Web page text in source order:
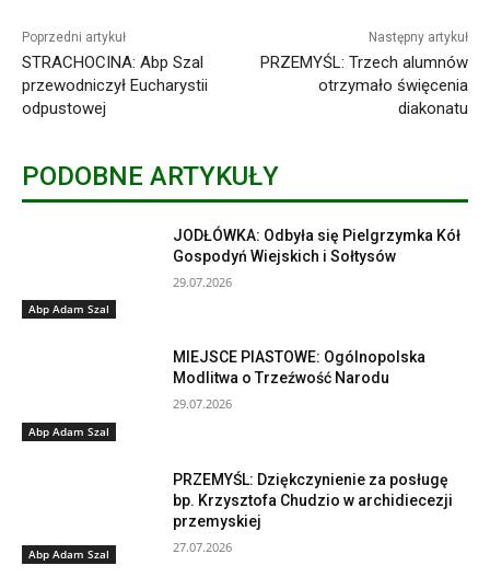
Poprzedni artykuł
STRACHOCINA: Abp Szal
przewodniczył Eucharystii
odpustowej
Następny artykuł
PRZEMYŚL: Trzech alumnów
otrzymało święcenia
diakonatu
PODOBNE ARTYKUŁY
Abp Adam Szal
JODŁÓWKA: Odbyła się Pielgrzymka Kół
Gospodyń Wiejskich i Sołtysów
29.07.2026
Abp Adam Szal
MIEJSCE PIASTOWE: Ogólnopolska
Modlitwa o Trzeźwość Narodu
29.07.2026
Abp Adam Szal
PRZEMYŚL: Dziękczynienie za posługę
bp. Krzysztofa Chudzio w archidiecezji
przemyskiej
27.07.2026